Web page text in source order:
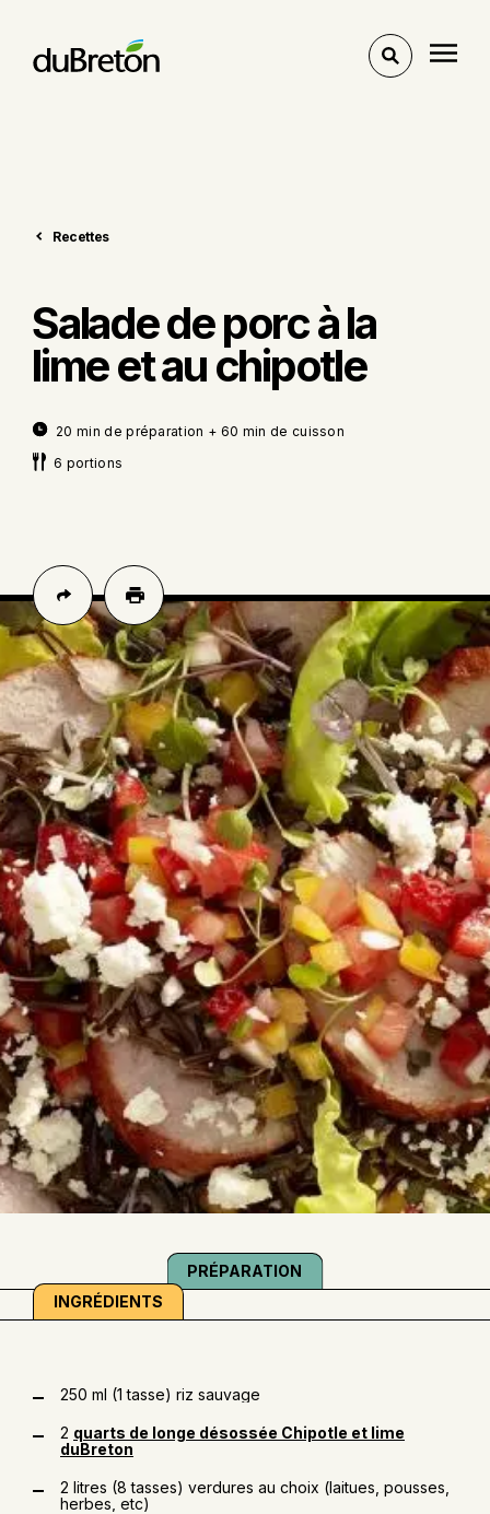
Voir
Recettes
Salade de porc à la
lime et au chipotle
20 min de préparation + 60 min de cuisson
6 portions
INGRÉDIENTS
PRÉPARATION
250 ml (1 tasse) riz sauvage
2 quarts de longe désossée Chipotle et lime
duBreton
2 litres (8 tasses) verdures au choix (laitues, pousses,
herbes, etc)